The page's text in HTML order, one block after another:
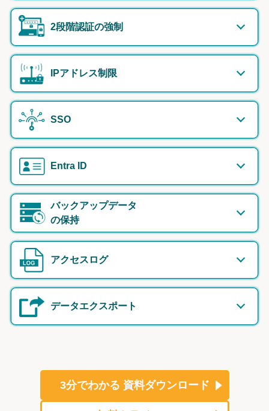
2段階認証の強制
IPアドレス制限
SSO
Entra ID
バックアップデータ
の保持
アクセスログ
データエクスポート
3分でわかる 資料ダウンロード